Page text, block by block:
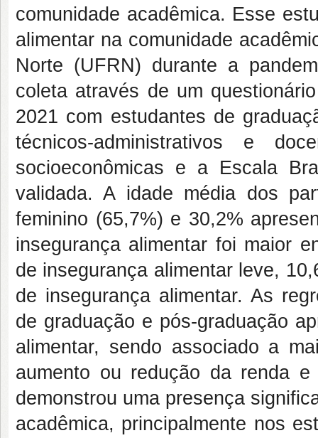
comunidade acadêmica. Esse
alimentar na comunidade
Norte (UFRN) durante a
coleta através de um
2021 com estudantes de
técnicos-administrativos e
socioeconômicas e a Escala
validada. A idade média dos
feminino (65,7%) e 30,2%
insegurança alimentar foi maior
de insegurança alimentar leve,
de insegurança alimentar. As
de graduação e pós-graduação
alimentar, sendo associado a
aumento ou redução da renda
demonstrou uma presença
acadêmica, principalmente nos